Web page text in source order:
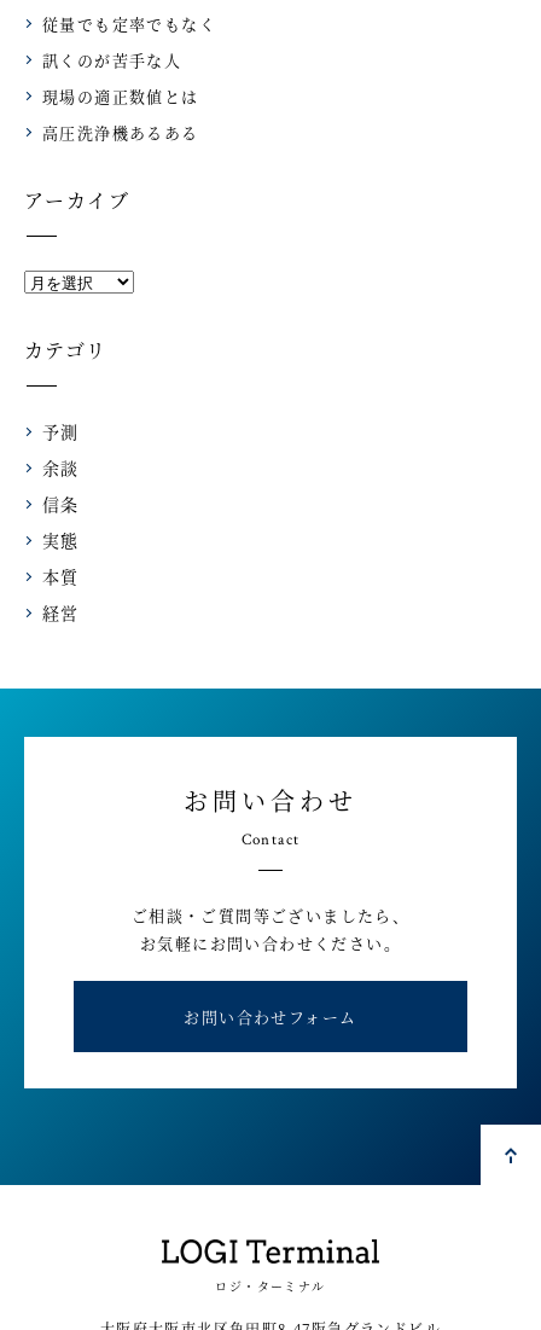
従量でも定率でもなく
訊くのが苦手な人
現場の適正数値とは
高圧洗浄機あるある
アーカイブ
カテゴリ
予測
余談
信条
実態
本質
経営
お問い合わせ
Contact
ご相談・ご質問等ございましたら、
お気軽にお問い合わせください。
お問い合わせフォーム
ロジ・ターミナル